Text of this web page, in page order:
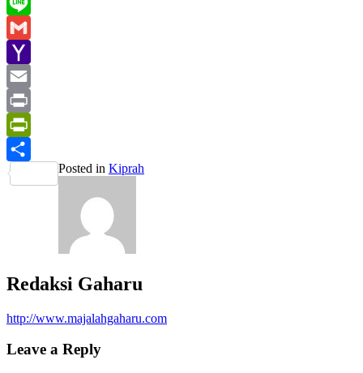
Line
Gmail
Yahoo
Mail
Email
Print
PrintFriendly
Share
Posted in Kiprah
Redaksi Gaharu
http://www.majalahgaharu.com
Leave a Reply